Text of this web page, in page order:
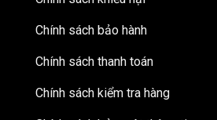
Chính sách bảo hành
Chính sách thanh toán
Chính sách kiểm tra hàng